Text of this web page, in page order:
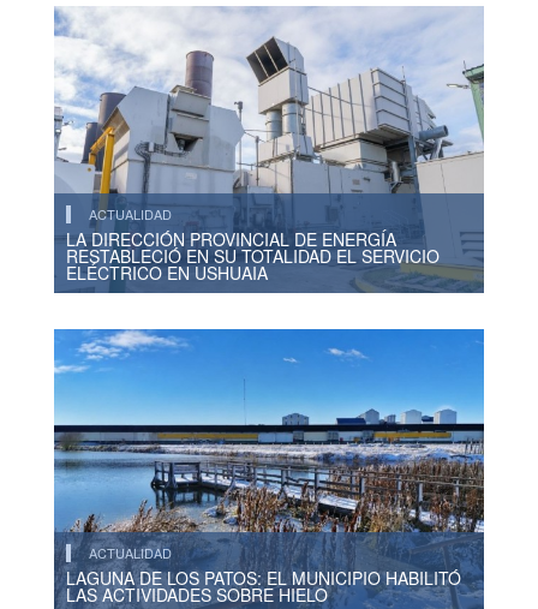
ACTUALIDAD
LA DIRECCIÓN PROVINCIAL DE ENERGÍA
RESTABLECIÓ EN SU TOTALIDAD EL SERVICIO
ELÉCTRICO EN USHUAIA
ACTUALIDAD
LAGUNA DE LOS PATOS: EL MUNICIPIO HABILITÓ
LAS ACTIVIDADES SOBRE HIELO